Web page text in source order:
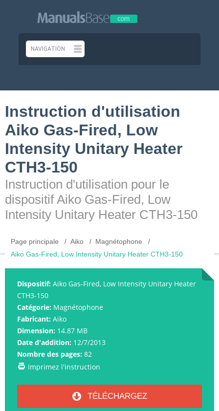
Instruction d'utilisation
Aiko Gas-Fired, Low
Intensity Unitary Heater
CTH3-150
Instruction d'utilisation pour le
dispositif Aiko Gas-Fired, Low
Intensity Unitary Heater CTH3-150
Page principale Aiko
Magnétophone
Aiko Gas-Fired, Low Intensity Unitary Heater CTH3-150
Dispositif: Aiko Gas-Fired, Low Intensity Unitary Heater
CTH3-150
Catégorie: Magnétophone
Fabricant: Aiko
Dimension: 14.87 MB
Date d'addition: 12/7/2013
Nombre des pages: 82
Imprimez l'instruction
TÉLÉCHARGEZ